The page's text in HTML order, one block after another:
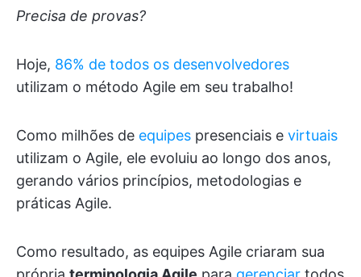
Precisa de provas?
Hoje, 86% de todos os desenvolvedores
utilizam o método Agile em seu trabalho!
Como milhões de equipes presenciais e virtuais
utilizam o Agile, ele evoluiu ao longo dos anos,
gerando vários princípios, metodologias e
práticas Agile.
Como resultado, as equipes Agile criaram sua